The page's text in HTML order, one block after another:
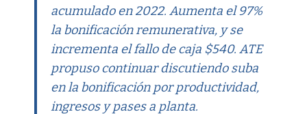
acumulado en 2022. Aumenta el 97%
la bonificación remunerativa, y se
incrementa el fallo de caja $540. ATE
propuso continuar discutiendo suba
en la bonificación por productividad,
ingresos y pases a planta.